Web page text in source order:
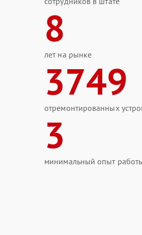
8
лет на рынке
3749
отремонтированных
3
минимальный опыт